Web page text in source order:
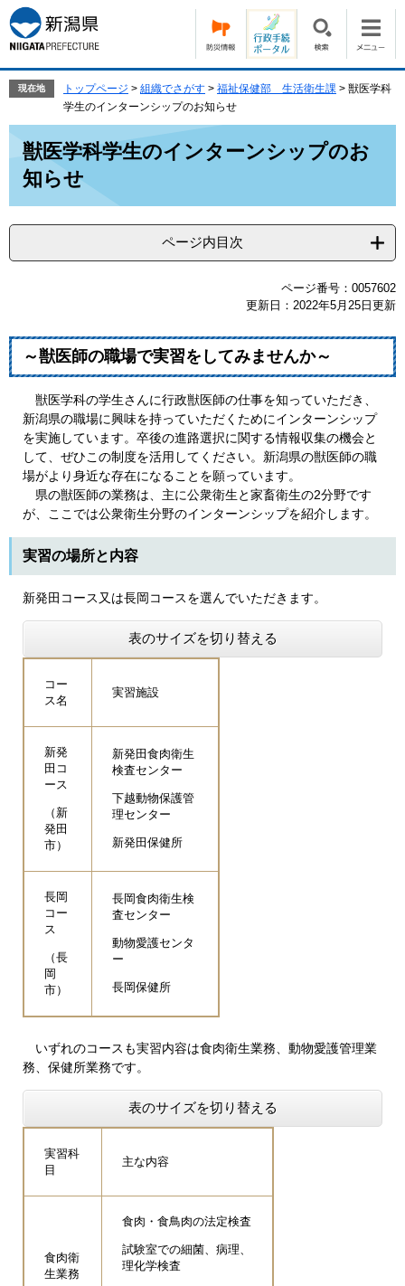
ー
ジ
の
で
す。
ニ
ュ
ー
ば
現在地 トップページ > 組織でさがす > 福祉保健部 生活衛生課 > 獣医学科
学生のインターンシップのお知らせ
獣医学科学生のインターンシップのお
知らせ
ページ内目次
ページ番号：0057602
更新日：2022年5月25日更新
～獣医師の職場で実習をしてみませんか～
獣医学科の学生さんに行政獣医師の仕事を知っていただき、
新潟県の職場に興味を持っていただくためにインターンシップ
を実施しています。卒後の進路選択に関する情報収集の機会と
して、ぜひこの制度を活用してください。新潟県の獣医師の職
場がより身近な存在になることを願っています。
県の獣医師の業務は、主に公衆衛生と家畜衛生の2分野です
が、ここでは公衆衛生分野のインターンシップを紹介します。
実習の場所と内容
新発田コース又は長岡コースを選んでいただきます。
表のサイズを切り替える
コー
ス名
実習施設
新発
田コ
ース
（新
発田
市）
新発田食肉衛生
検査センター
下越動物保護管
理センター
新発田保健所
長岡
コー
ス
（長
岡
市）
長岡食肉衛生検
査センター
動物愛護センタ
ー
長岡保健所
いずれのコースも実習内容は食肉衛生業務、動物愛護管理業
務、保健所業務です。
表のサイズを切り替える
実習科
目
主な内容
食肉衛
生業務
食肉・食鳥肉の法定検査
試験室での細菌、病理、
理化学検査